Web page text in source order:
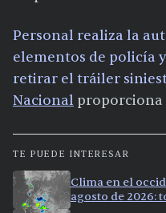
Personal realiza la
elementos de policía
retirar el tráiler
Nacional proporciona
TE PUEDE INTERESAR
Clima en el
agosto de 2026: